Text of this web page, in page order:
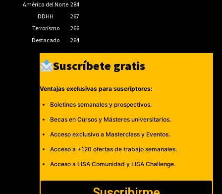
América del Norte 284
DDHH
267
Terrorismo
266
Destacado
264
Suscríbete gratis
Ventajas exclusivas para suscriptores:
Boletines semanales y prospectivos.
Becas en Cursos y Másteres universitarios.
Acceso exclusivo a Masterclass y Eventos.
Acceso a +120 ofertas de trabajo semanales.
Acceso a LISA Comunidad y LISA Challenge.